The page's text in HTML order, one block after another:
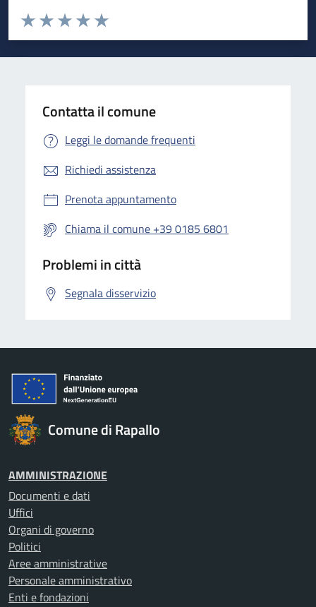
Valuta da 1 a 5 stelle la pagina
Valuta 5 stelle su 5
Valuta 4 stelle su 5
Valuta 3 stelle su 5
Valuta 2 stelle su 5
Valuta 1 stelle su 5
Contatta il comune
Leggi le domande frequenti
Richiedi assistenza
Prenota appuntamento
Chiama il comune +39 0185 6801
Problemi in città
Segnala disservizio
Comune di Rapallo
AMMINISTRAZIONE
Documenti e dati
Uffici
Organi di governo
Politici
Aree amministrative
Personale amministrativo
Enti e fondazioni